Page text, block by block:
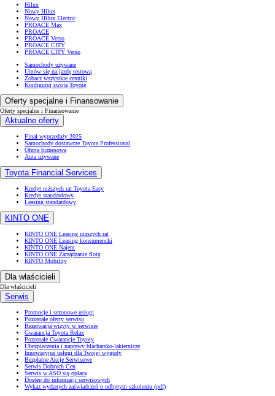
Hilux
Nowy Hilux
Nowy Hilux Electric
PROACE Max
PROACE
PROACE Verso
PROACE CITY
PROACE CITY Verso
Samochody używane
Umów się na jazdę testową
Zobacz wszystkie cenniki
Konfiguruj swoją Toyotę
Oferty specjalne i Finansowanie
Oferty specjalne i Finansowanie
Aktualne oferty
Finał wyprzedaży 2025
Samochody dostawcze Toyota Professional
Oferta biznesowa
Auta używane
Toyota Financial Services
Kredyt niższych rat Toyota Easy
Kredyt standardowy
Leasing standardowy
KINTO ONE
KINTO ONE Leasing niższych rat
KINTO ONE Leasing konsumencki
KINTO ONE Najem
KINTO ONE Zarządzanie flotą
KINTO Mobility
Dla właścicieli
Dla właścicieli
Serwis
Promocje i sezonowe usługi
Pozostałe oferty serwisu
Rezerwacja wizyty w serwisie
Gwarancja Toyota Relax
Pozostałe Gwarancje Toyoty
Ubezpieczenia i naprawy blacharsko-lakiernicze
Innowacyjne usługi dla Twojej wygody
Bezpłatne Akcje Serwisowe
Serwis Dobrych Cen
Serwis w ASO się opłaca
Dostęp do informacji serwisowych
Wykaz wydanych zaświadczeń o odbytym szkoleniu (pdf)